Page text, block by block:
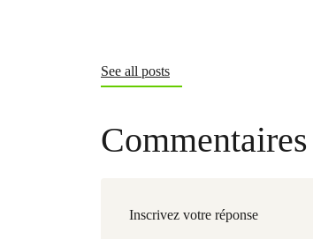
See all posts
Commentaires
Inscrivez votre réponse